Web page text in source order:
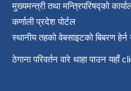
मुख्यमन्त्री तथा मन्त्रिपरिषद्को
कर्णाली प्रदेश पोर्टल
स्थानीय तहको वेबसाइटको बिबरण हेर्न
ठेगाना परिवर्तन वारे थाहा पाउन यहाँ